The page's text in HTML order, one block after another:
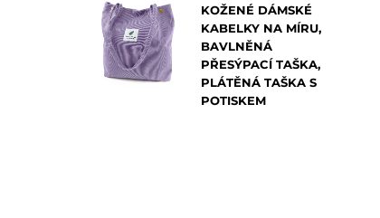
KOŽENÉ DÁMSKÉ
KABELKY NA MÍRU,
BAVLNĚNÁ
PŘESÝPACÍ TAŠKA,
PLÁTĚNÁ TAŠKA S
POTISKEM